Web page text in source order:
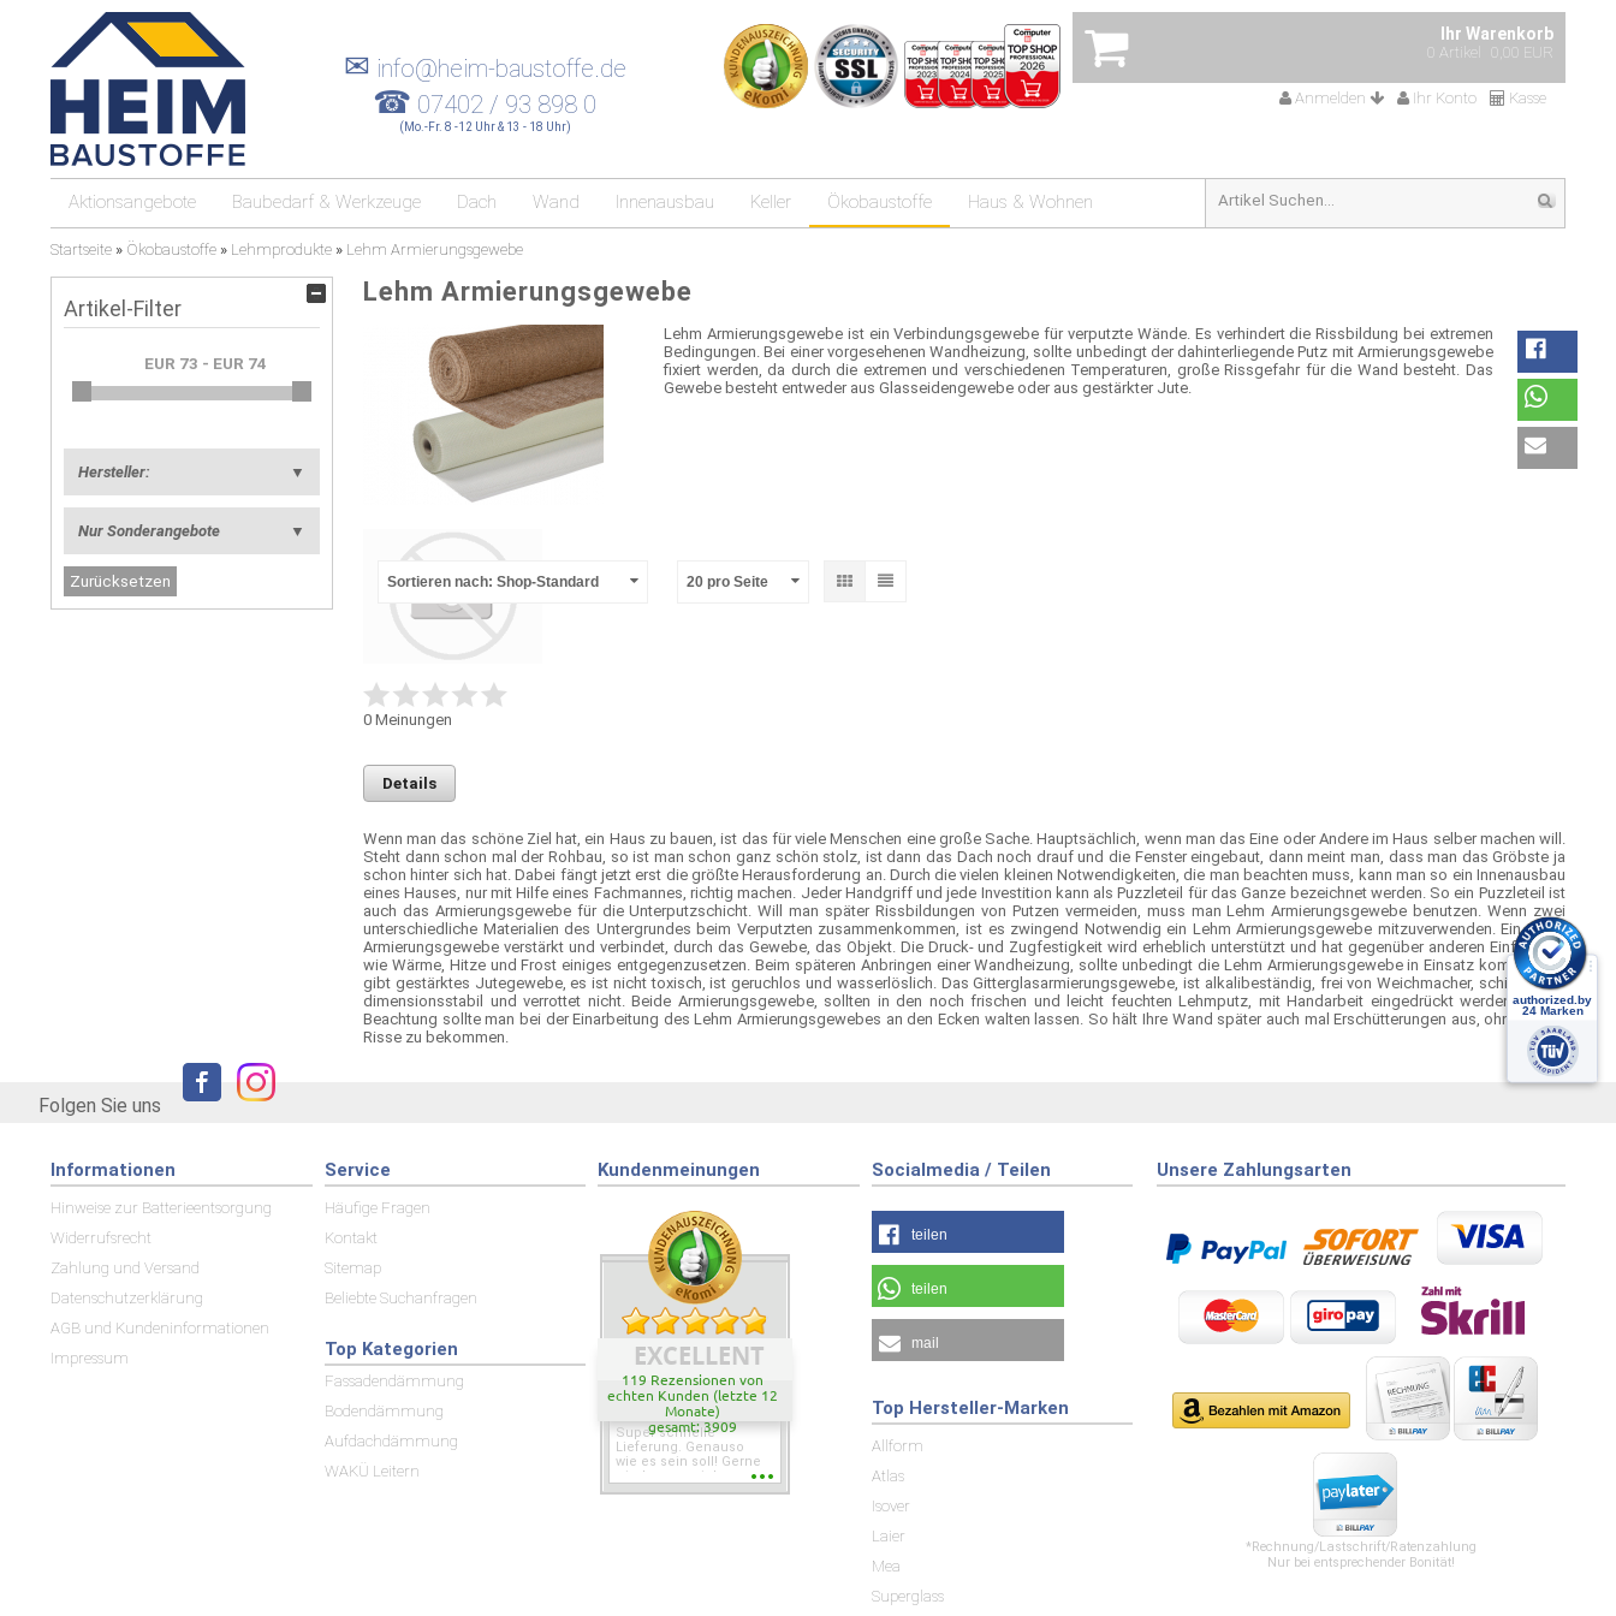
Ihr Warenkorb
0 Artikel 0,00 EUR
Anmelden Ihr Konto Kasse
✉ info@heim-baustoffe.de
☎ 07402 / 93 898 0
(Mo.-Fr. 8 -12 Uhr & 13 - 18 Uhr)
Aktionsangebote Baubedarf & Werkzeuge Dach Wand Innenausbau Keller Ökobaustoffe Haus & Wohnen
Startseite » Ökobaustoffe » Lehmprodukte » Lehm Armierungsgewebe
Lehm Armierungsgewebe
Lehm Armierungsgewebe ist ein Verbindungsgewebe für verputzte Wände. Es verhindert die Rissbildung bei extremen
Bedingungen. Bei einer vorgesehenen Wandheizung, sollte unbedingt der dahinterliegende Putz mit Armierungsgewebe
fixiert werden, da durch die extremen und verschiedenen Temperaturen, große Rissgefahr für die Wand besteht. Das
Gewebe besteht entweder aus Glasseidengewebe oder aus gestärkter Jute.
Sortieren nach: Shop-Standard 20 pro Seite
0 Meinungen
Details
Wenn man das schöne Ziel hat, ein Haus zu bauen, ist das für viele Menschen eine große Sache. Hauptsächlich, wenn man das Eine oder Andere im Haus selber machen will.
Steht dann schon mal der Rohbau, so ist man schon ganz schön stolz, ist dann das Dach noch drauf und die Fenster eingebaut, dann meint man, dass man das Gröbste ja
schon hinter sich hat. Dabei fängt jetzt erst die größte Herausforderung an. Durch die vielen kleinen Notwendigkeiten, die man beachten muss, kann man so ein Innenausbau
eines Hauses, nur mit Hilfe eines Fachmannes, richtig machen. Jeder Handgriff und jede Investition kann als Puzzleteil für das Ganze bezeichnet werden. So ein Puzzleteil ist
auch das Armierungsgewebe für die Unterputzschicht. Will man später Rissbildungen von Putzen vermeiden, muss man Lehm Armierungsgewebe benutzen. Wenn zwei
unterschiedliche Materialien des Untergrundes beim Verputzten zusammenkommen, ist es zwingend Notwendig ein Lehm Armierungsgewebe mitzuverwenden. Ein Lehm
Armierungsgewebe verstärkt und verbindet, durch das Gewebe, das Objekt. Die Druck- und Zugfestigkeit wird erheblich unterstützt und hat gegenüber anderen Einflüssen,
wie Wärme, Hitze und Frost einiges entgegenzusetzen. Beim späteren Anbringen einer Wandheizung, sollte unbedingt die Lehm Armierungsgewebe in Einsatz kommen. Es
gibt gestärktes Jutegewebe, es ist nicht toxisch, ist geruchlos und wasserlöslich. Das Gitterglasarmierungsgewebe, ist alkalibeständig, frei von Weichmacher, schiebefest,
dimensionsstabil und verrottet nicht. Beide Armierungsgewebe, sollten in den noch frischen und leicht feuchten Lehmputz, mit Handarbeit eingedrückt werden. Große
Beachtung sollte man bei der Einarbeitung des Lehm Armierungsgewebes an den Ecken walten lassen. So hält Ihre Wand später auch mal Erschütterungen aus, ohne gleich
Risse zu bekommen.
Artikel-Filter
Hersteller: ▼
Nur Sonderangebote ▼
Folgen Sie uns
Informationen
Hinweise zur Batterieentsorgung
Widerrufsrecht
Zahlung und Versand
Datenschutzerklärung
AGB und Kundeninformationen
Impressum
Service
Häufige Fragen
Kontakt
Sitemap
Beliebte Suchanfragen
Top Kategorien
Fassadendämmung
Bodendämmung
Aufdachdämmung
WAKÜ Leitern
Kundenmeinungen
EXCELLENT
119 Rezensionen von
echten Kunden (letzte 12
Monate)
gesamt: 3909
Super schnelle
Lieferung. Genauso
wie es sein soll! Gerne
wieder wenn ich was
Socialmedia / Teilen
teilen
teilen
mail
Unsere Zahlungsarten
*Rechnung/Lastschrift/Ratenzahlung
Nur bei entsprechender Bonität!
Top Hersteller-Marken
Allform
Atlas
Isover
Laier
Mea
Superglass